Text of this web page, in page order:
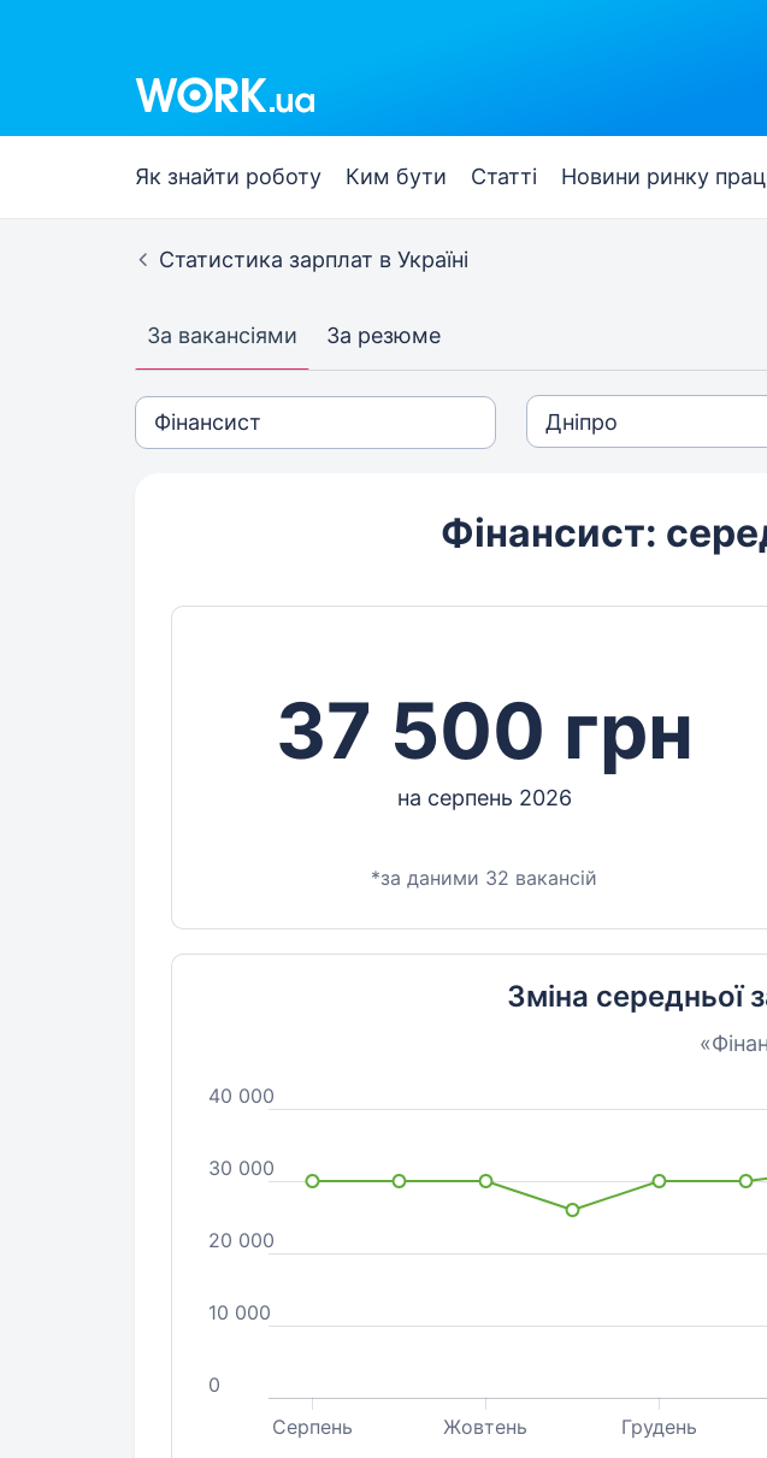
Як знайти роботу Ким бути Статті Новини ринку
Статистика зарплат в Україні
За вакансіями За резюме
Фінансист:
37 500 грн
на серпень 2026
*за даними 32 вакансій
Зміна середньої
Серпень Жовтень Грудень
0
10 000
20 000
30 000
40 000